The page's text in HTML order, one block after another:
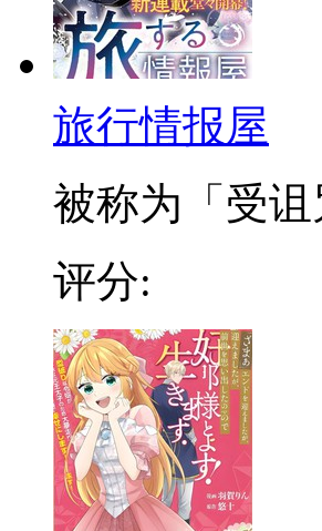
旅行情报屋
被称为「受
评分: